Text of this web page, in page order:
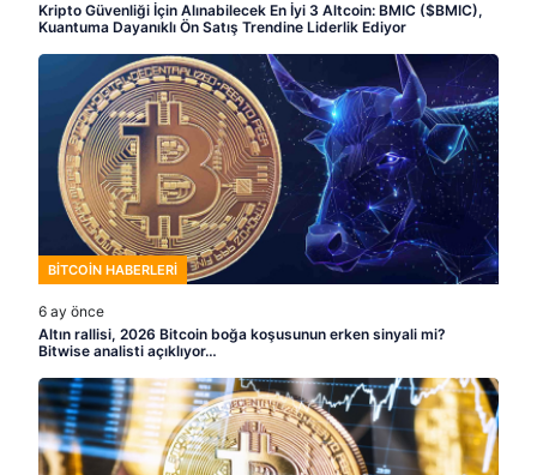
Kripto Güvenliği İçin Alınabilecek En İyi 3 Altcoin: BMIC ($BMIC),
Kuantuma Dayanıklı Ön Satış Trendine Liderlik Ediyor
BITCOIN HABERLERI
6 ay önce
Altın rallisi, 2026 Bitcoin boğa koşusunun erken sinyali mi?
Bitwise analisti açıklıyor…